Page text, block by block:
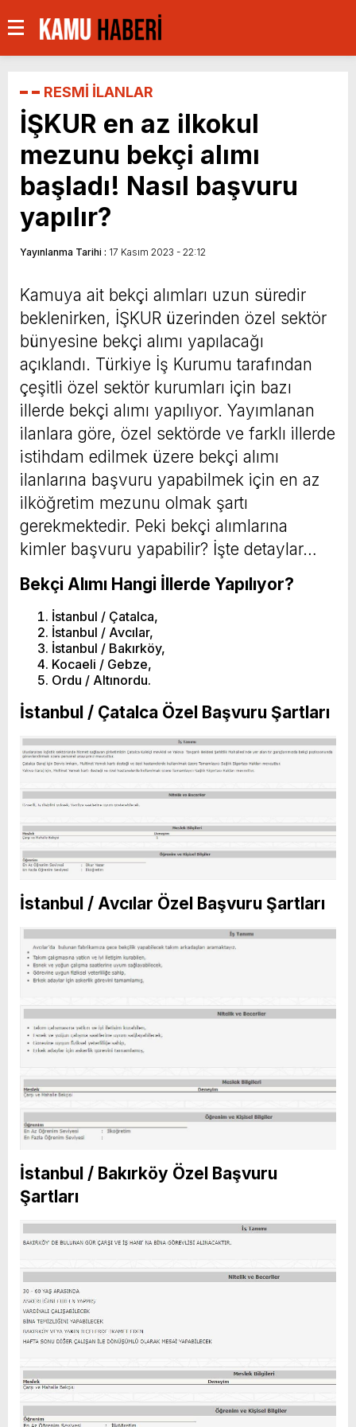
RESMİ İLANLAR
İŞKUR en az ilkokul
mezunu bekçi alımı
başladı! Nasıl başvuru
yapılır?
Yayınlanma Tarihi : 17 Kasım 2023 - 22:12
Kamuya ait bekçi alımları uzun süredir
beklenirken, İŞKUR üzerinden özel sektör
bünyesine bekçi alımı yapılacağı
açıklandı. Türkiye İş Kurumu tarafından
çeşitli özel sektör kurumları için bazı
illerde bekçi alımı yapılıyor. Yayımlanan
ilanlara göre, özel sektörde ve farklı illerde
istihdam edilmek üzere bekçi alımı
ilanlarına başvuru yapabilmek için en az
ilköğretim mezunu olmak şartı
gerekmektedir. Peki bekçi alımlarına
kimler başvuru yapabilir? İşte detaylar…
Bekçi Alımı Hangi İllerde Yapılıyor?
İstanbul / Çatalca,
İstanbul / Avcılar,
İstanbul / Bakırköy,
Kocaeli / Gebze,
Ordu / Altınordu.
İstanbul / Çatalca Özel Başvuru Şartları
İstanbul / Avcılar Özel Başvuru Şartları
İstanbul / Bakırköy Özel Başvuru
Şartları